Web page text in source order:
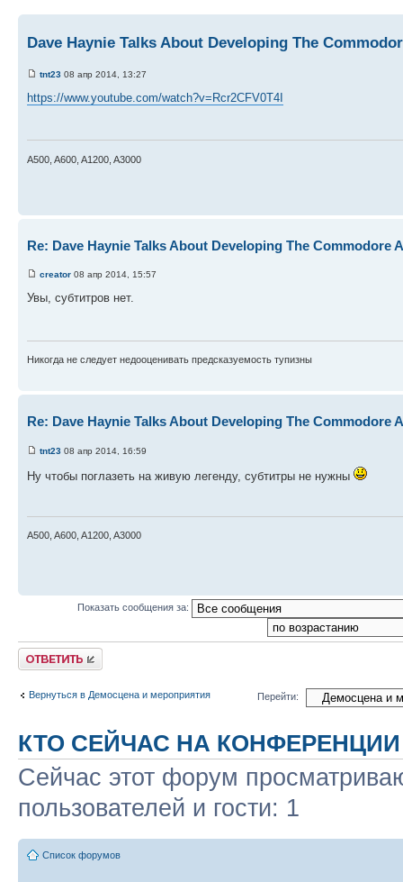
Dave Haynie Talks About Developing The
tnt23 08 апр 2014, 13:27
https://www.youtube.com/watch?v=Rcr2CFV0T4I
A500, A600, A1200, A3000
Re: Dave Haynie Talks About Developing The Commodore
creator 08 апр 2014, 15:57
Увы, субтитров нет.
Никогда не следует недооценивать предсказуемость тупизны
Re: Dave Haynie Talks About Developing The Commodore
tnt23 08 апр 2014, 16:59
Ну чтобы поглазеть на живую легенду, субтитры не нужны
A500, A600, A1200, A3000
Показать сообщения за:
Ответить
Вернуться в Демосцена и мероприятия Перейти:
КТО СЕЙЧАС НА КОНФЕРЕНЦИИ
Сейчас этот форум
пользователей и гости: 1
Список форумов